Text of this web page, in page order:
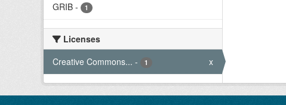
GRIB - 1
Licenses
Creative Commons... - 1 x